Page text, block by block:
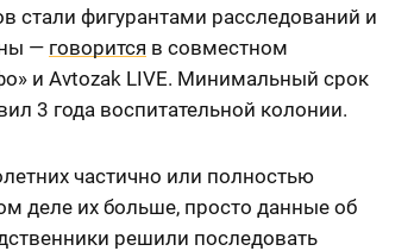
стали фигурантами расследований и
— говорится в совместном
и Avtozak LIVE. Минимальный срок
3 года воспитательной колонии.
частично или полностью
деле их больше, просто данные об
решили последовать